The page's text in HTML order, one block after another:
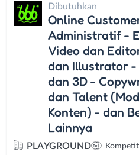
Dibutuhkan
Online
Administratif -
Video dan
dan Illustrator -
dan 3D -
dan Talent
Konten) - dan
Lainnya
PLAYGROUND